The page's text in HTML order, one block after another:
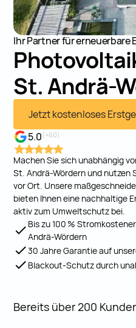
Ihr Partner für erneuerbare
St. Andrä-
Jetzt kostenloses
5.0 (+60)
Machen Sie sich unabhängig
St. Andrä-Wördern und nutzen
vor Ort. Unsere
bieten Ihnen eine nachhaltige
aktiv zum Umweltschutz bei.
Bis zu 100 %
Andrä-Wördern
30 Jahre Garantie auf
Blackout-Schutz durch
Bereits über 200